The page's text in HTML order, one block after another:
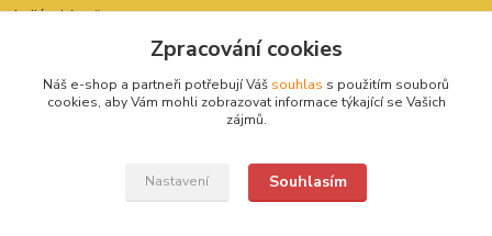
Indiánský svět
777 775 182
Zpracování cookies
Náš e-shop a partneři potřebují Váš souhlas s použitím souborů
cookies, aby Vám mohli zobrazovat informace týkající se Vašich
zájmů.
Nastavení Souhlasím